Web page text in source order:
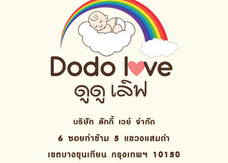
บริษัท ลักกี้ เวย์ จํากัด
6 ซอยท่าข้าม 5 แขวงแสมดำ
เขตบางขุนเทียน กรุงเทพฯ 10150